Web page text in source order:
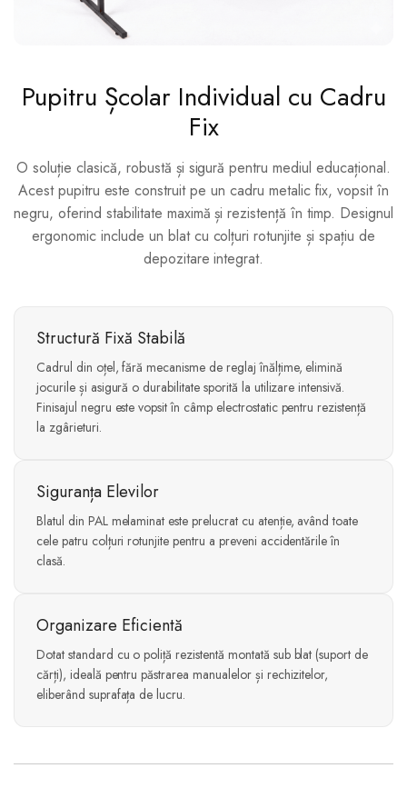
Pupitru Școlar Individual cu Cadru
Fix
O soluție clasică, robustă și sigură pentru mediul educațional.
Acest pupitru este construit pe un cadru metalic fix, vopsit în
negru, oferind stabilitate maximă și rezistență în timp. Designul
ergonomic include un blat cu colțuri rotunjite și spațiu de
depozitare integrat.
Structură Fixă Stabilă
Cadrul din oțel, fără mecanisme de reglaj înălțime, elimină
jocurile și asigură o durabilitate sporită la utilizare intensivă.
Finisajul negru este vopsit în câmp electrostatic pentru rezistență
la zgârieturi.
Siguranța Elevilor
Blatul din PAL melaminat este prelucrat cu atenție, având toate
cele patru colțuri rotunjite pentru a preveni accidentările în
clasă.
Organizare Eficientă
Dotat standard cu o poliță rezistentă montată sub blat (suport de
cărți), ideală pentru păstrarea manualelor și rechizitelor,
eliberând suprafața de lucru.